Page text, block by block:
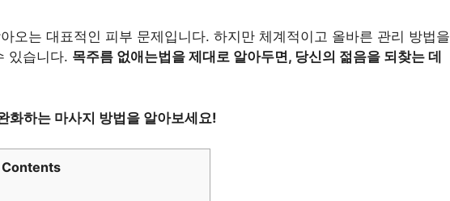
오는 대표적인 피부 문제입니다. 하지만 체계적이고 올바른 관리 방법을
있습니다. 목주름 없애는법을 제대로 알아두면, 당신의 젊음을 되찾는 데
화하는 마사지 방법을 알아보세요!
Contents